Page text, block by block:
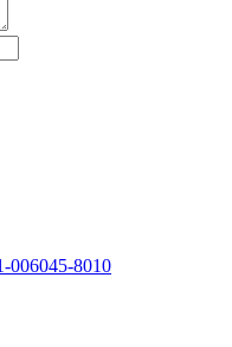
006045-8010